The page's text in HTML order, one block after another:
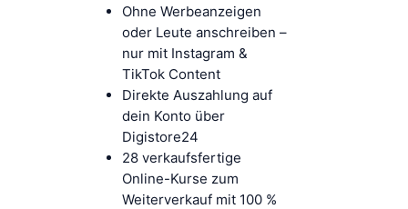
Ohne Werbeanzeigen
oder Leute anschreiben –
nur mit Instagram &
TikTok Content
Direkte Auszahlung auf
dein Konto über
Digistore24
28 verkaufsfertige
Online-Kurse zum
Weiterverkauf mit 100 %